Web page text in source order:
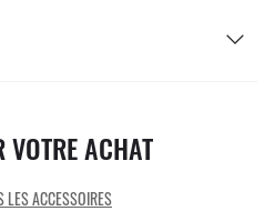
VOTRE ACHAT
LES ACCESSOIRES